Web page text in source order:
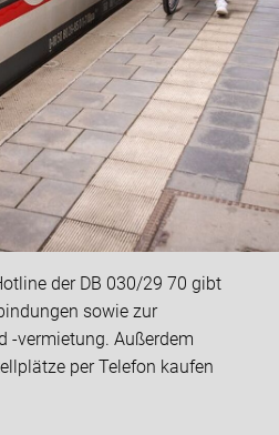
der DB 030/29 70 gibt
sowie zur
-vermietung. Außerdem
per Telefon kaufen